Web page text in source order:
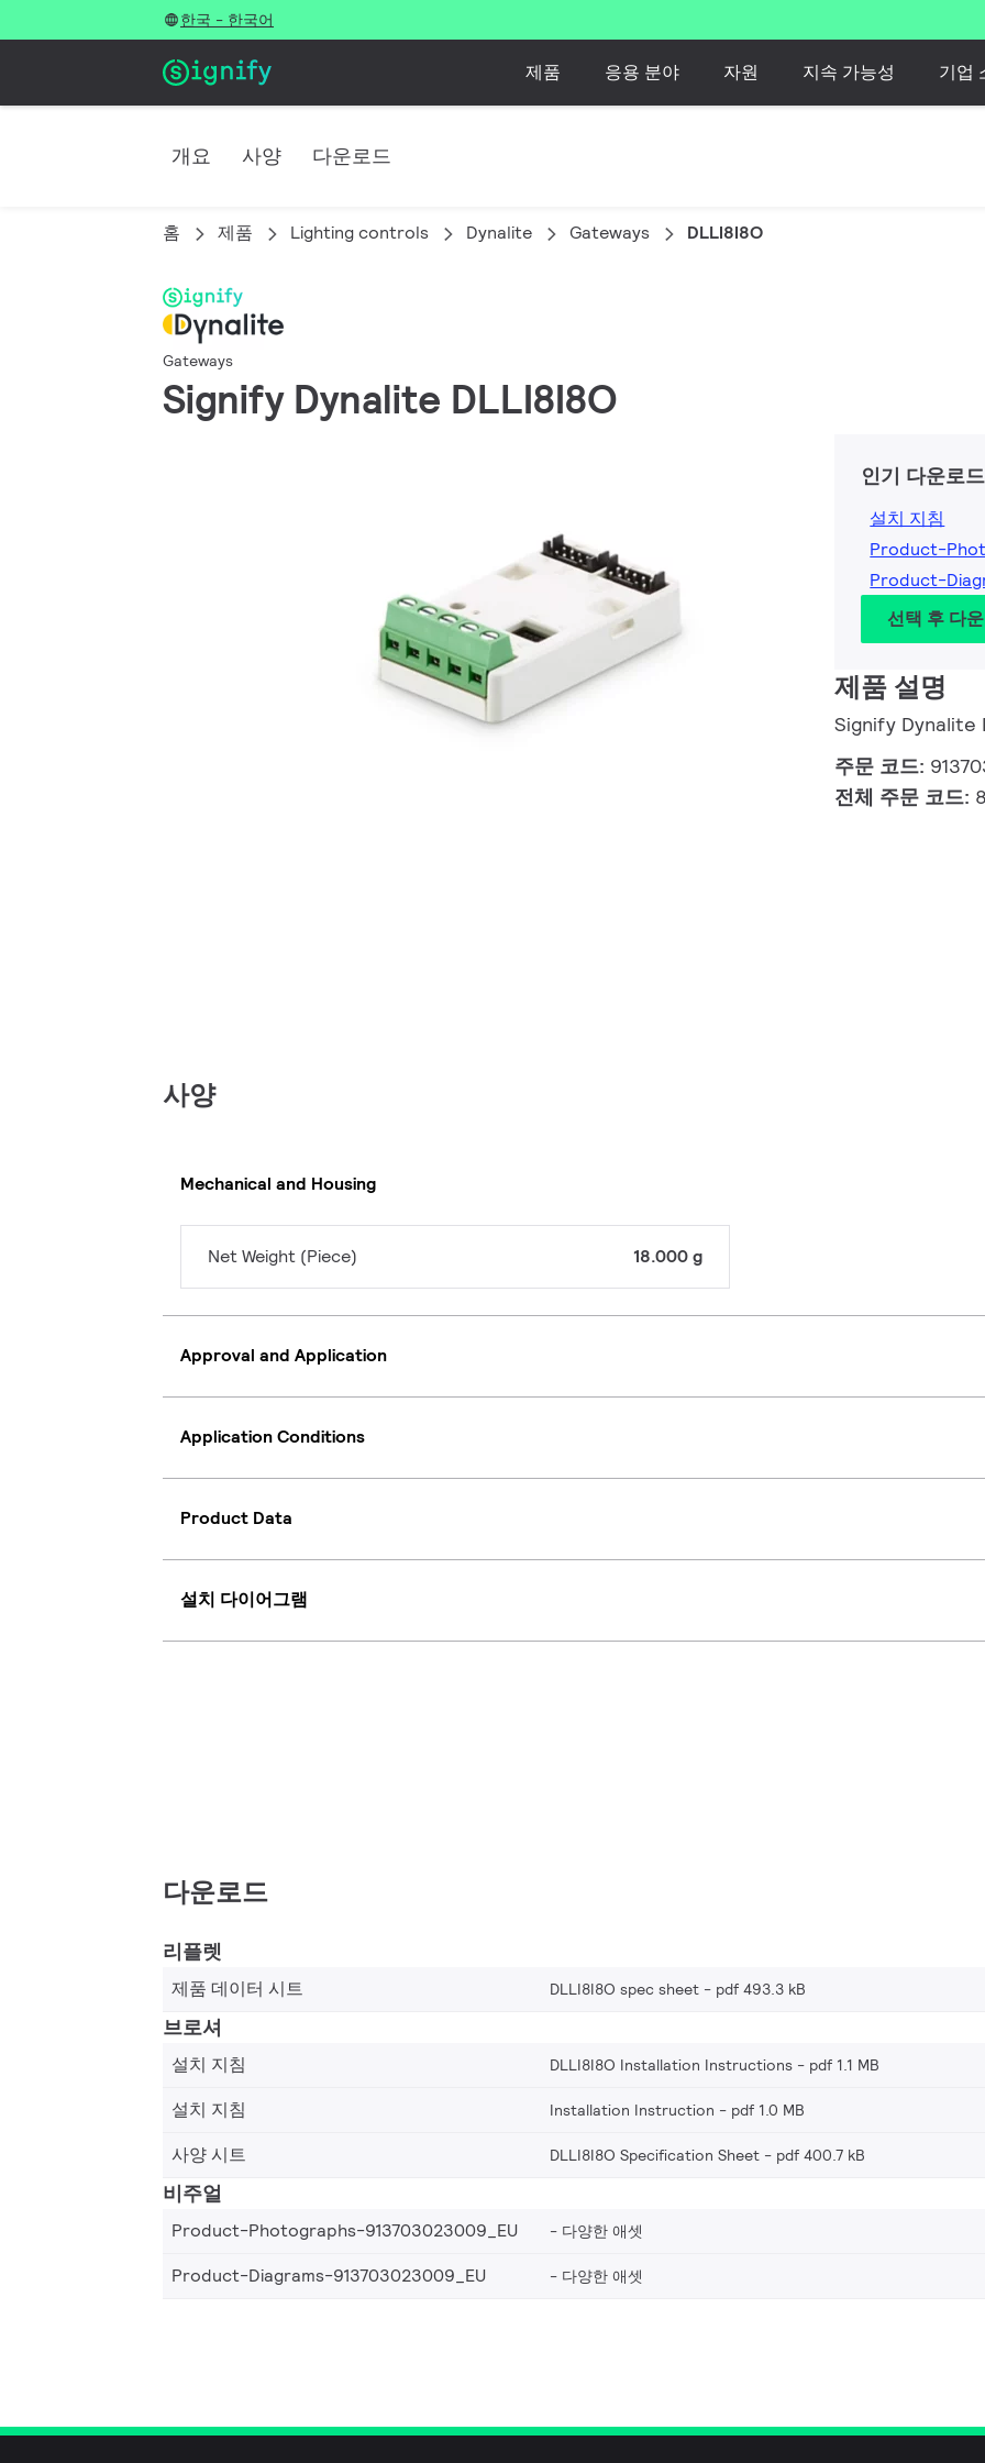
한국 - 한국어
제품 응용 분야 자원 지속 가능성 기업
개요 사양 다운로드
홈 제품 Lighting controls Dynalite Gateways DLLI8I8O
Gateways
Signify Dynalite DLLI8I8O
인기 다운로드
설치 지침
Product-
Product-
선택 후 다
제품 설명
Signify Dynalite
주문 코드:
전체 주문 코드:
사양
Mechanical and Housing
Net Weight (Piece) 18.000 g
Approval and Application
Application Conditions
Product Data
설치 다이어그램
다운로드
리플렛
제품 데이터 시트 DLLI8I8O spec sheet pdf 493.3 kB
브로셔
설치 지침 DLLI8I8O Installation Instructions pdf 1.1 MB
설치 지침
Installation Instruction pdf 1.0 MB
사양 시트
DLLI8I8O Specification Sheet pdf 400.7 kB
비주얼
Product-Photographs-913703023009_EU 다양한 애셋
Product-Diagrams-913703023009_EU
다양한 애셋